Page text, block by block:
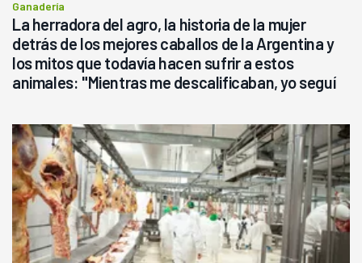
Ganadería
La herradora del agro, la historia de la mujer
detrás de los mejores caballos de la Argentina y
los mitos que todavía hacen sufrir a estos
animales: "Mientras me descalificaban, yo seguí